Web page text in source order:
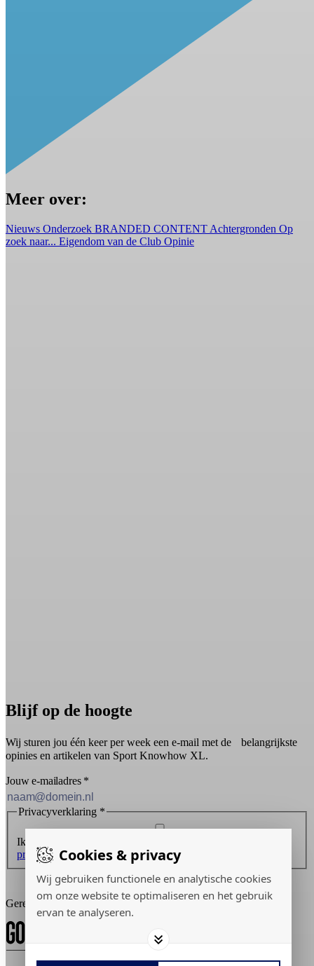
Cookies & privacy
Wij gebruiken functionele en analytische cookies
om onze website te optimaliseren en het gebruik
ervan te analyseren.
Meer over:
Nieuws Onderzoek BRANDED CONTENT Achtergronden Op
zoek naar... Eigendom van de Club Opinie
Blijf op de hoogte
Wij sturen jou één keer per week een e-mail met de belangrijkste
opinies en artikelen van Sport Knowhow XL.
Jouw e-mailadres *
Privacyverklaring *
Ik ontvang graag de nieuwsbrief en ga akkoord met de
privacyverklaring.
Inschrijven
Gerealiseerd door: